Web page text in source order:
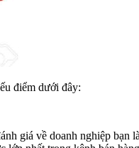
điểm dưới đây:
giá về doanh nghiệp bạn